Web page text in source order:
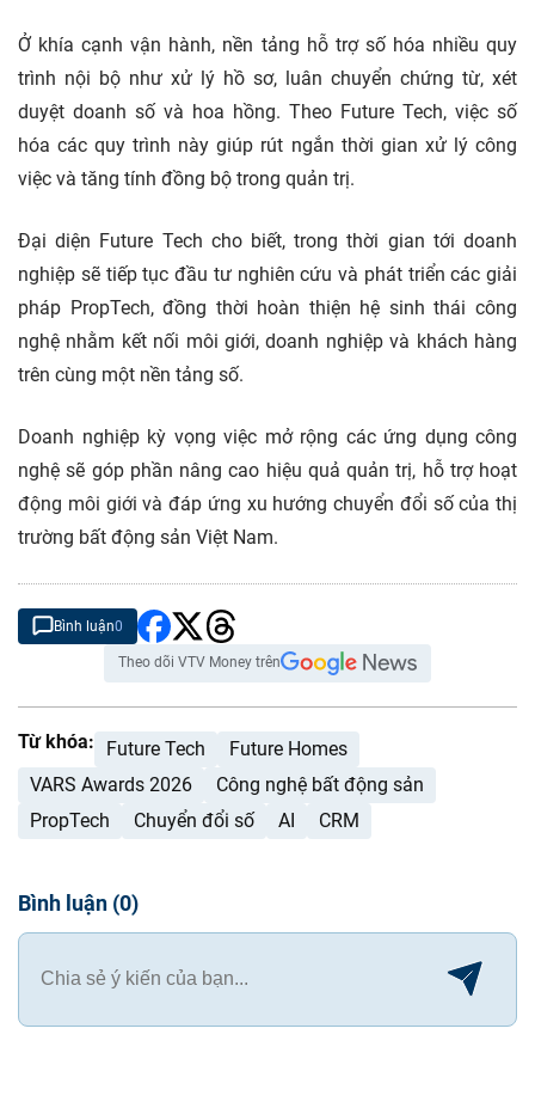
Ở khía cạnh vận hành, nền tảng hỗ trợ số hóa nhiều quy
trình nội bộ như xử lý hồ sơ, luân chuyển chứng từ, xét
duyệt doanh số và hoa hồng. Theo Future Tech, việc số
hóa các quy trình này giúp rút ngắn thời gian xử lý công
việc và tăng tính đồng bộ trong quản trị.
Đại diện Future Tech cho biết, trong thời gian tới doanh
nghiệp sẽ tiếp tục đầu tư nghiên cứu và phát triển các giải
pháp PropTech, đồng thời hoàn thiện hệ sinh thái công
nghệ nhằm kết nối môi giới, doanh nghiệp và khách hàng
trên cùng một nền tảng số.
Doanh nghiệp kỳ vọng việc mở rộng các ứng dụng công
nghệ sẽ góp phần nâng cao hiệu quả quản trị, hỗ trợ hoạt
động môi giới và đáp ứng xu hướng chuyển đổi số của thị
trường bất động sản Việt Nam.
Bình luận0
Theo dõi VTV Money trên
Từ khóa: Future Tech
Future Homes
VARS Awards 2026
Công nghệ bất động sản
PropTech
Chuyển đổi số AI CRM
Bình luận (0)